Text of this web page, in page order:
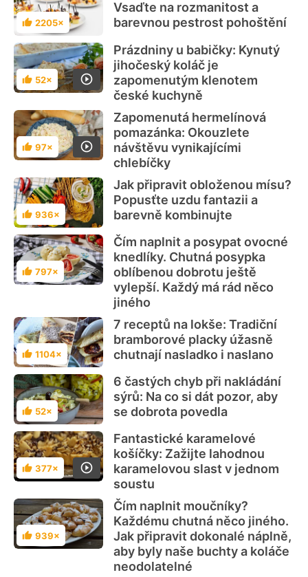
Hodnocení
2205×
Vsaďte na rozmanitost a
barevnou pestrost pohoštění
Hodnocení
52×
Prázdniny u babičky: Kynutý
jihočeský koláč je
zapomenutým klenotem
české kuchyně
Hodnocení
97×
Zapomenutá hermelínová
pomazánka: Okouzlete
návštěvu vynikajícími
chlebíčky
Hodnocení
936×
Jak připravit obloženou mísu?
Popusťte uzdu fantazii a
barevně kombinujte
Hodnocení
797×
Čím naplnit a posypat ovocné
knedlíky. Chutná posypka
oblíbenou dobrotu ještě
vylepší. Každý má rád něco
jiného
Hodnocení
1104×
7 receptů na lokše: Tradiční
bramborové placky úžasně
chutnají nasladko i naslano
Hodnocení
52×
6 častých chyb při nakládání
sýrů: Na co si dát pozor, aby
se dobrota povedla
Hodnocení
377×
Fantastické karamelové
košíčky: Zažijte lahodnou
karamelovou slast v jednom
soustu
Hodnocení
939×
Čím naplnit moučníky?
Každému chutná něco jiného.
Jak připravit dokonalé náplně,
aby byly naše buchty a koláče
neodolatelné